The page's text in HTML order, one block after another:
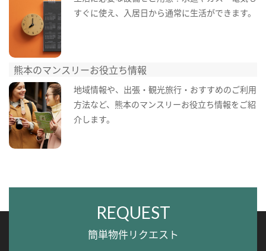
すぐに使え、入居日から通常に生活ができます。
熊本のマンスリーお役立ち情報
地域情報や、出張・観光旅行・おすすめのご利用
方法など、熊本のマンスリーお役立ち情報をご紹
介します。
REQUEST
簡単物件リクエスト